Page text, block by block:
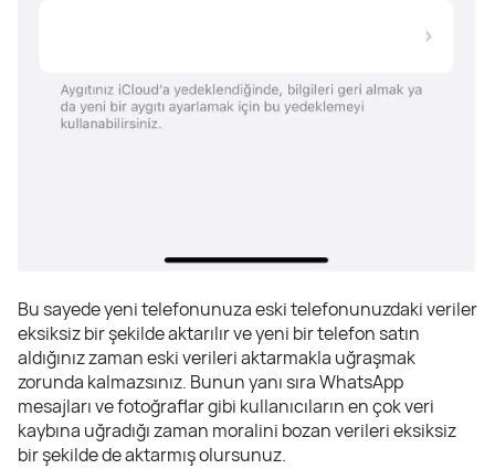
Bu sayede yeni telefonunuza eski telefonunuzdaki veriler
eksiksiz bir şekilde aktarılır ve yeni bir telefon satın
aldığınız zaman eski verileri aktarmakla uğraşmak
zorunda kalmazsınız. Bunun yanı sıra WhatsApp
mesajları ve fotoğraflar gibi kullanıcıların en çok veri
kaybına uğradığı zaman moralini bozan verileri eksiksiz
bir şekilde de aktarmış olursunuz.